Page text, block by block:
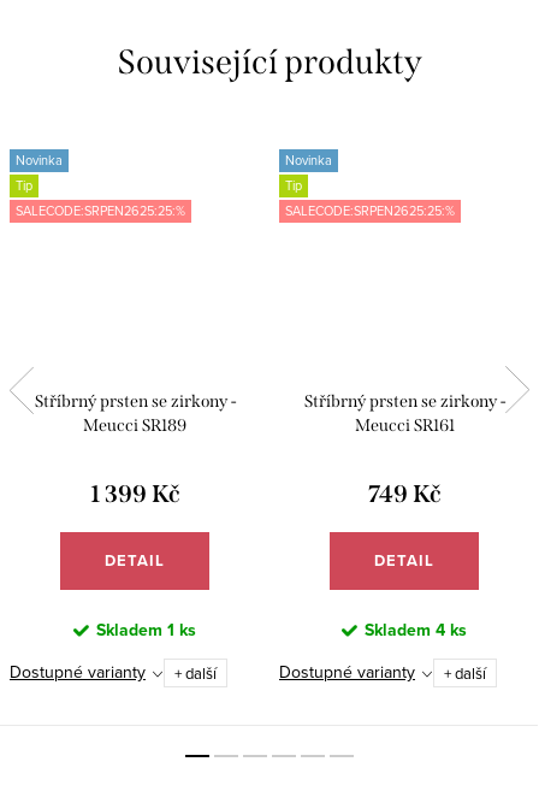
Související produkty
Novinka
Tip
SALECODE:SRPEN2625:25:%
Stříbrný prsten se zirkony -
Meucci SR189
1 399 Kč
DETAIL
Skladem 1 ks
Dostupné varianty + další
Novinka
Tip
SALECODE:SRPEN2625:25:%
Stříbrný prsten se zirkony -
Meucci SR161
749 Kč
DETAIL
Skladem 4 ks
Dostupné varianty + další